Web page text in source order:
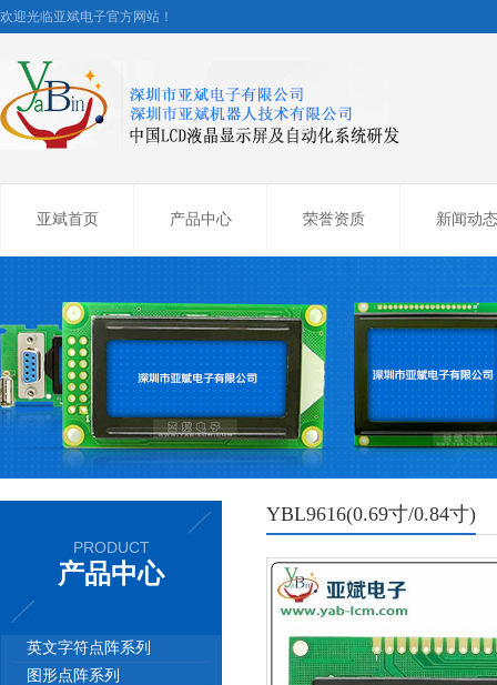
欢迎光临亚斌电子官方网站！
亚斌首页 产品中心 荣誉资质 新闻动态
PRODUCT
产品中心
英文字符点阵系列
图形点阵系列
YBL9616(0.69寸/0.84寸)